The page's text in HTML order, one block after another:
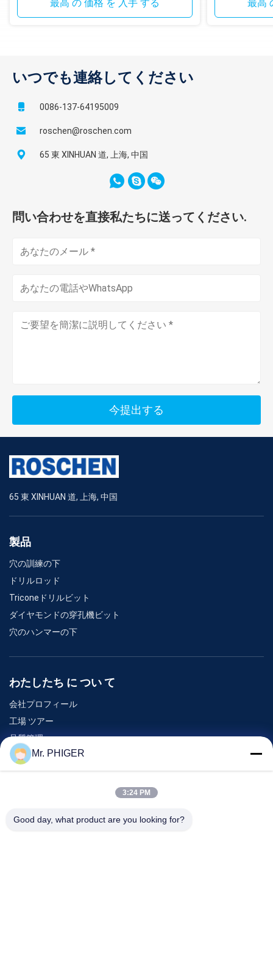
最高 の 価格 を 入手 する 最高
いつでも連絡してください
0086-137-64195009
roschen@roschen.com
65 東 XINHUAN 道, 上海, 中国
問い合わせを直接私たちに送ってください.
今提出する
65 東 XINHUAN 道, 上海, 中国
製品
穴の訓練の下
ドリルロッド
Triconeドリルビット
ダイヤモンドの穿孔機ビット
穴のハンマーの下
わたしたち に つい て
会社プロフィール
工場 ツアー
品質管理
地図
連絡 ください
イベント
Mr. PHIGER
3:24 PM
Good day, what product are you looking for?